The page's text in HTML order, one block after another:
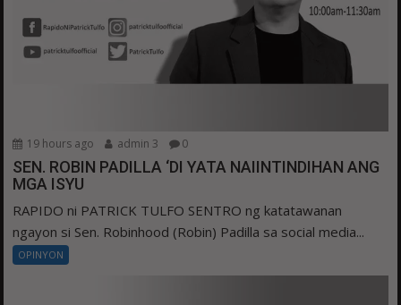
19 hours ago admin 3 0
SEN. ROBIN PADILLA ‘DI YATA NAIINTINDIHAN ANG
MGA ISYU
RAPIDO ni PATRICK TULFO SENTRO ng katatawanan
ngayon si Sen. Robinhood (Robin) Padilla sa social media...
OPINYON